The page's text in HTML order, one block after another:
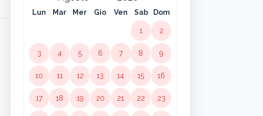
Lun Mar Mer Gio Ven Sab Dom
1 2
3 4 5 6 7 8 9
10 11 12 13 14 15 16
17 18 19 20 21 22 23